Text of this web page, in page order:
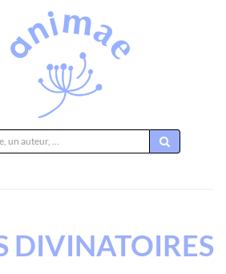
sur
DIVINATOIRES